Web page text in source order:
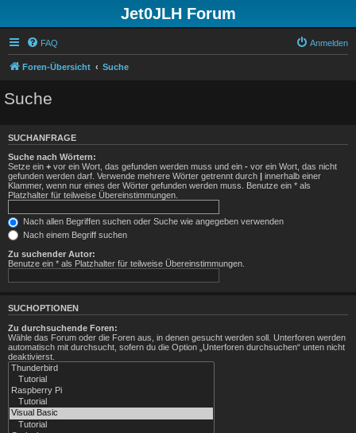
Jet0JLH Forum
FAQ Anmelden
Foren-Übersicht Suche
Suche
SUCHANFRAGE
Suche nach Wörtern:
Setze ein + vor ein Wort, das gefunden werden muss und ein - vor ein Wort, das nicht
gefunden werden darf. Verwende mehrere Wörter getrennt durch | innerhalb einer
Klammer, wenn nur eines der Wörter gefunden werden muss. Benutze ein * als
Platzhalter für teilweise Übereinstimmungen.
Nach allen Begriffen suchen oder Suche wie angegeben verwenden
Nach einem Begriff suchen
Zu suchender Autor:
Benutze ein * als Platzhalter für teilweise Übereinstimmungen.
SUCHOPTIONEN
Zu durchsuchende Foren:
Wähle das Forum oder die Foren aus, in denen gesucht werden soll. Unterforen werden
automatisch mit durchsucht, sofern du die Option „Unterforen durchsuchen“ unten nicht
deaktivierst.